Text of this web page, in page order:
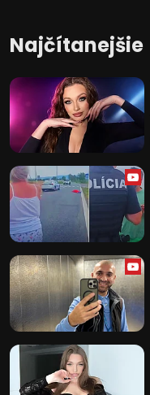
Najčítanejšie